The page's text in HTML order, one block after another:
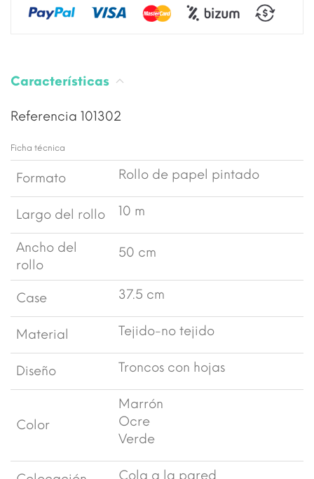
Características
Referencia 101302
Ficha técnica
Formato Rollo de papel pintado
Largo del rollo 10 m
Ancho del
rollo
50 cm
Case 37.5 cm
Material Tejido-no tejido
Diseño Troncos con hojas
Color
Marrón
Ocre
Verde
Cola a la pared